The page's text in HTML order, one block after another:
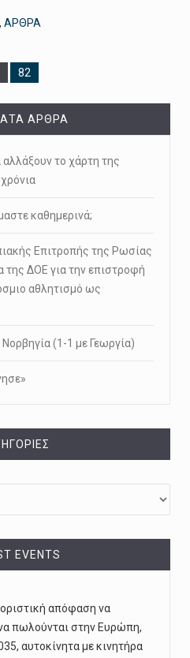
, ΑΡΘΡΑ
Page
82
ΆΡΘΡΑ
το χάρτη της
καθημερινά;
Επιτροπής της Ρωσίας
της ΔΟΕ για την επιστροφή
αθλητισμό ως
(1-1 με Γεωργία)
EVENTS
απόφαση να
πωλούνται στην Ευρώπη,
αυτοκίνητα με κινητήρα